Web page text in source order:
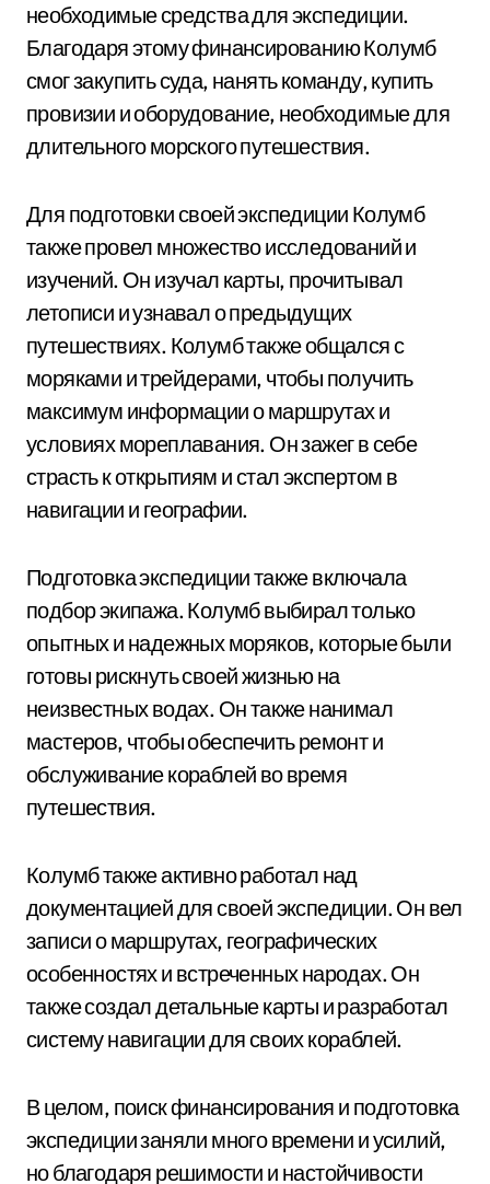
необходимые средства для экспедиции.
Благодаря этому финансированию Колумб
смог закупить суда, нанять команду, купить
провизии и оборудование, необходимые для
длительного морского путешествия.
Для подготовки своей экспедиции Колумб
также провел множество исследований и
изучений. Он изучал карты, прочитывал
летописи и узнавал о предыдущих
путешествиях. Колумб также общался с
моряками и трейдерами, чтобы получить
максимум информации о маршрутах и
условиях мореплавания. Он зажег в себе
страсть к открытиям и стал экспертом в
навигации и географии.
Подготовка экспедиции также включала
подбор экипажа. Колумб выбирал только
опытных и надежных моряков, которые были
готовы рискнуть своей жизнью на
неизвестных водах. Он также нанимал
мастеров, чтобы обеспечить ремонт и
обслуживание кораблей во время
путешествия.
Колумб также активно работал над
документацией для своей экспедиции. Он вел
записи о маршрутах, географических
особенностях и встреченных народах. Он
также создал детальные карты и разработал
систему навигации для своих кораблей.
В целом, поиск финансирования и подготовка
экспедиции заняли много времени и усилий,
но благодаря решимости и настойчивости